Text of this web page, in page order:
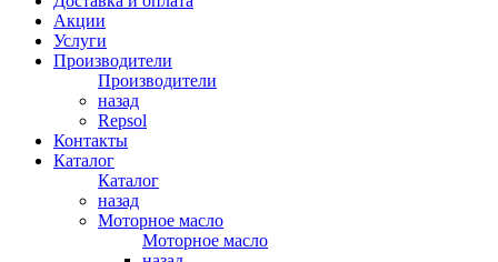
Акции
Услуги
Производители
Производители
назад
Repsol
Контакты
Каталог
Каталог
назад
Моторное масло
Моторное масло